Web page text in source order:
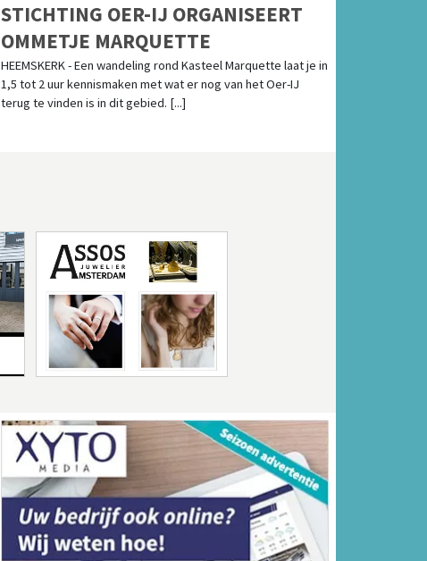
STICHTING OER-IJ ORGANISEERT
OMMETJE MARQUETTE
HEEMSKERK - Een wandeling rond Kasteel Marquette laat je in
1,5 tot 2 uur kennismaken met wat er nog van het Oer-IJ
terug te vinden is in dit gebied. [...]